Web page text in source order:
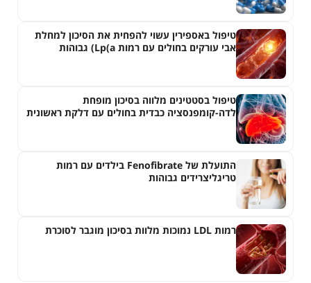
טיפול באספירין עשוי להפחית את הסיכון למחלת
אבי עורקים בחולים עם רמות Lp(a) גבוהות
טיפול בסטטינים מלווה בסיכון מופחת
לדה-קומפנסציה כבדית בחולים עם דלקת ראשונית
התועלת של Fenofibrate בילדים עם רמות
טריגליצרידים גבוהות
רמות LDL נמוכות מלוות בסיכון מוגבר לסוכרת